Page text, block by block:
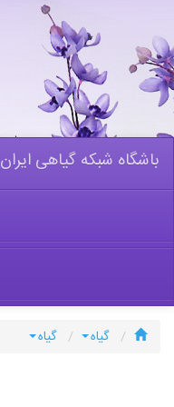
باشگاه شبکه گیاهی ایران
گیاه گیاه